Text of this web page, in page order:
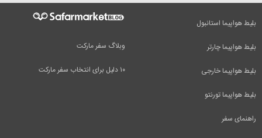
وبلاگ سفر مارکت
۱۰ دلیل برای انتخاب سفر مارکت
بلیط هواپیما استانبول
بلیط هواپیما چارتر
بلیط هواپیما خارجی
بلیط هواپیما تورنتو
راهنمای سفر